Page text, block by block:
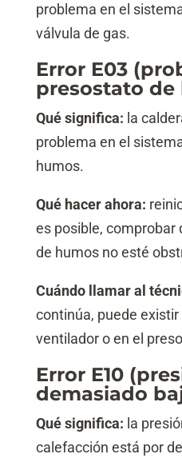
problema en el
válvula de gas.
Error E03
presostato de
Qué significa: la
problema en el
humos.
Qué hacer ahora:
es posible, comprobar
de humos no esté
Cuándo llamar al
continúa, puede existir
ventilador o en el
Error E10
demasiado
Qué significa: la
calefacción está por